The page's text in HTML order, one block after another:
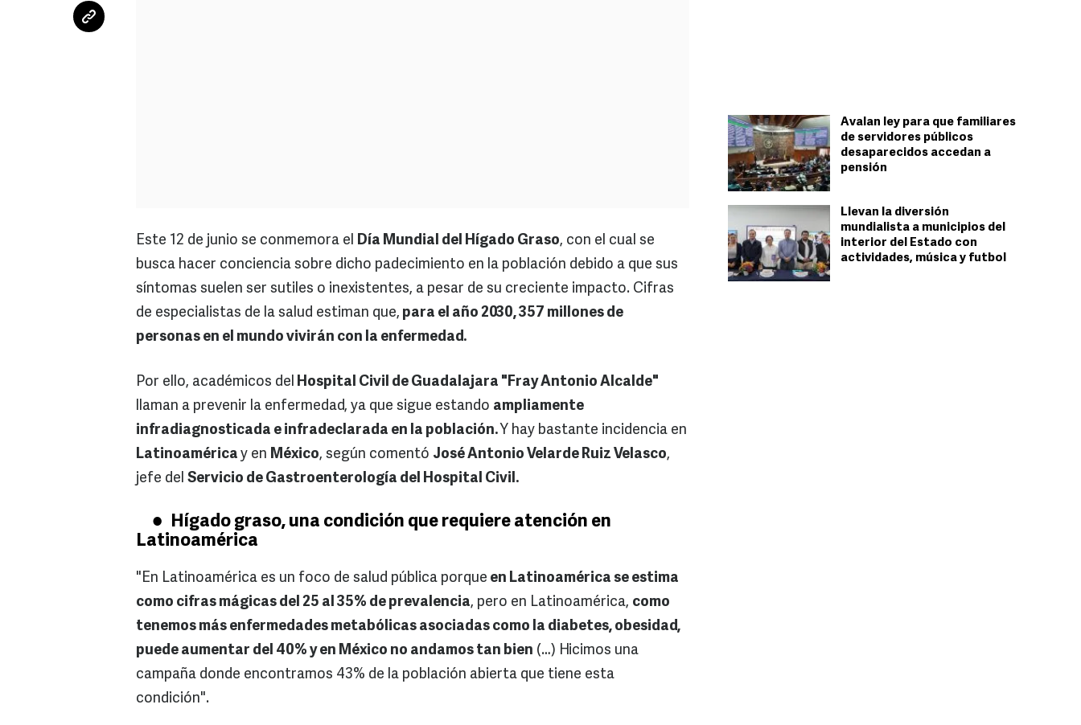
Avalan ley para que familiares
de servidores públicos
desaparecidos accedan a
pensión
Llevan la diversión
mundialista a municipios del
interior del Estado con
actividades, música y futbol
Este 12 de junio se conmemora el Día Mundial del Hígado Graso, con el cual se
busca hacer conciencia sobre dicho padecimiento en la población debido a que sus
síntomas suelen ser sutiles o inexistentes, a pesar de su creciente impacto. Cifras
de especialistas de la salud estiman que, para el año 2030, 357 millones de
personas en el mundo vivirán con la enfermedad.
Por ello, académicos del Hospital Civil de Guadalajara "Fray Antonio Alcalde"
llaman a prevenir la enfermedad, ya que sigue estando ampliamente
infradiagnosticada e infradeclarada en la población. Y hay bastante incidencia en
Latinoamérica y en México, según comentó José Antonio Velarde Ruiz Velasco,
jefe del Servicio de Gastroenterología del Hospital Civil.
Hígado graso, una condición que requiere atención en
Latinoamérica
"En Latinoamérica es un foco de salud pública porque en Latinoamérica se estima
como cifras mágicas del 25 al 35% de prevalencia, pero en Latinoamérica, como
tenemos más enfermedades metabólicas asociadas como la diabetes, obesidad,
puede aumentar del 40% y en México no andamos tan bien (…) Hicimos una
campaña donde encontramos 43% de la población abierta que tiene esta
condición".